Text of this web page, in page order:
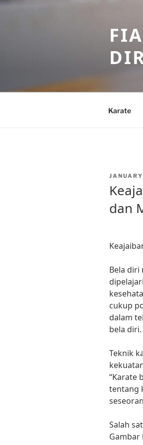
Skip
Karate
POSTED
dan
Bela
cukup
dalam
bela diri.
Teknik
“Karate
tentang
Salah
Gambar